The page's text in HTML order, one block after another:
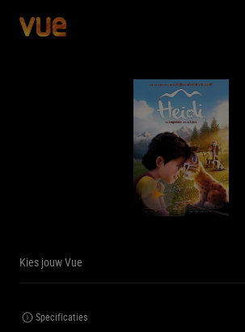
Kies jouw Vue
Specificaties